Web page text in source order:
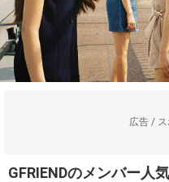
広告 /
GFRIENDのメンバー人